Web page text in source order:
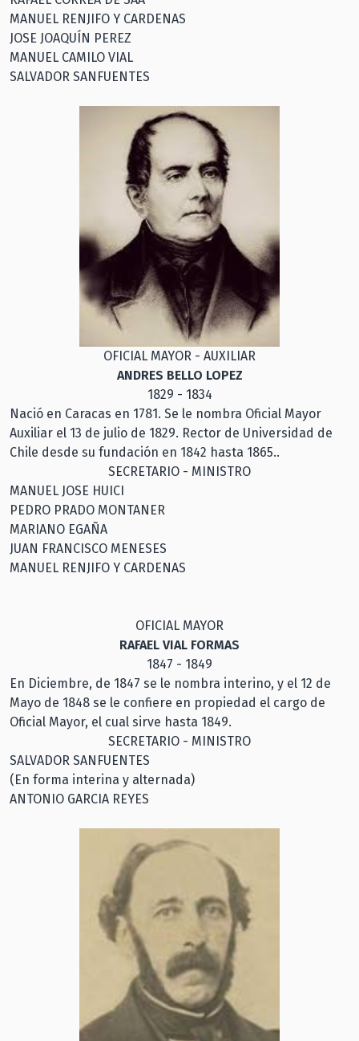
MANUEL RENJIFO Y CARDENAS
JOSE JOAQUÍN PEREZ
MANUEL CAMILO VIAL
SALVADOR SANFUENTES
OFICIAL MAYOR - AUXILIAR
ANDRES BELLO LOPEZ
1829 - 1834
Nació en Caracas en 1781. Se le nombra Oficial Mayor
Auxiliar el 13 de julio de 1829. Rector de Universidad de
Chile desde su fundación en 1842 hasta 1865..
SECRETARIO - MINISTRO
MANUEL JOSE HUICI
PEDRO PRADO MONTANER
MARIANO EGAÑA
JUAN FRANCISCO MENESES
MANUEL RENJIFO Y CARDENAS
OFICIAL MAYOR
RAFAEL VIAL FORMAS
1847 - 1849
En Diciembre, de 1847 se le nombra interino, y el 12 de
Mayo de 1848 se le confiere en propiedad el cargo de
Oficial Mayor, el cual sirve hasta 1849.
SECRETARIO - MINISTRO
SALVADOR SANFUENTES
(En forma interina y alternada)
ANTONIO GARCIA REYES